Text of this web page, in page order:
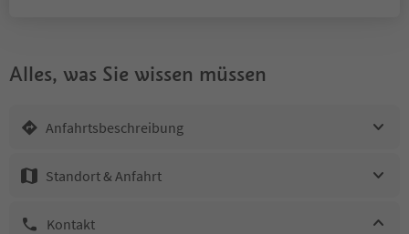
Alles, was Sie wissen müssen
Anfahrtsbeschreibung
Standort & Anfahrt
Kontakt